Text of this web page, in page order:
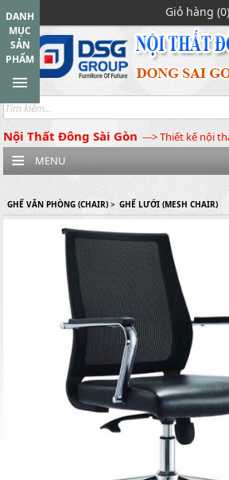
Giỏ hàng (0)
Nội Thất Đông Sài Gòn ---> Thiết kế nội
DANH
MỤC
SẢN
PHẨM
MENU
GHẾ VĂN PHÒNG (CHAIR) > GHẾ LƯỚI (MESH CHAIR)